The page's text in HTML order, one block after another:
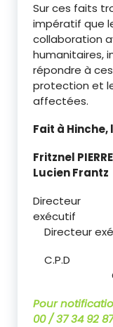
Sur ces faits
impératif que
collaboration
humanitaires,
répondre à
protection et
affectées.
Fait à Hinche,
Lucien Frantz
Directeur
Directeur
Pour
00 / 37 34 92 87